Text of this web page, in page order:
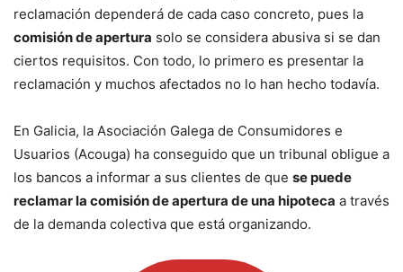
reclamación dependerá de cada caso concreto, pues la
comisión de apertura solo se considera abusiva si se dan
ciertos requisitos. Con todo, lo primero es presentar la
reclamación y muchos afectados no lo han hecho todavía.
En Galicia, la Asociación Galega de Consumidores e
Usuarios (Acouga) ha conseguido que un tribunal obligue a
los bancos a informar a sus clientes de que se puede
reclamar la comisión de apertura de una hipoteca a través
de la demanda colectiva que está organizando.